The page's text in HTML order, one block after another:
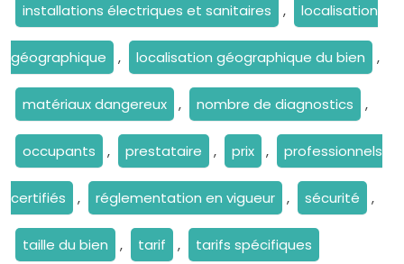
installations électriques et sanitaires , localisation
géographique , localisation géographique du bien ,
matériaux dangereux , nombre de diagnostics ,
occupants , prestataire , prix , professionnels
certifiés , réglementation en vigueur , sécurité ,
taille du bien , tarif , tarifs spécifiques